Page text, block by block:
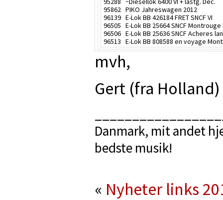
95862 PIKO Jahreswagen 2012
96139 E-Lok BB 426184 FRET SNCF VI
96505 E-Lok BB 25664 SNCF
96506 E-Lok BB 25636 SNCF Acheres
96513 E-Lok BB 808588 en voyage
mvh,
Gert (fra Holland)
Danmark, mit andet
bedste musik!
« Nyheter links